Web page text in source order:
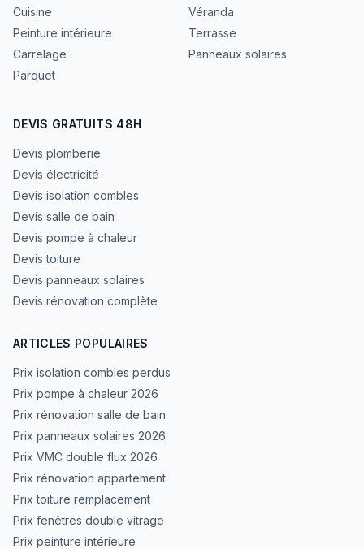
Cuisine
Peinture intérieure
Carrelage
Parquet
Véranda
Terrasse
Panneaux solaires
DEVIS GRATUITS 48H
Devis plomberie
Devis électricité
Devis isolation combles
Devis salle de bain
Devis pompe à chaleur
Devis toiture
Devis panneaux solaires
Devis rénovation complète
ARTICLES POPULAIRES
Prix isolation combles perdus
Prix pompe à chaleur 2026
Prix rénovation salle de bain
Prix panneaux solaires 2026
Prix VMC double flux 2026
Prix rénovation appartement
Prix toiture remplacement
Prix fenêtres double vitrage
Prix peinture intérieure